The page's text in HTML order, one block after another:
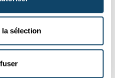
sélection
de dinosaure. Les
d’écailles de plaques
de la peau. Ils
ou d’une défense
fragment osseux provient